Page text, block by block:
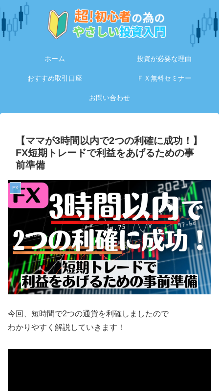
ホーム 投資が必要な理由
おすすめ取引口座 ＦＸ無料セミナー
お問い合わせ
【ママが3時間以内で2つの利確に成功！】
FX短期トレードで利益をあげるための事
前準備
FX
今回、短時間で2つの通貨を利確しましたので
わかりやすく解説していきます！